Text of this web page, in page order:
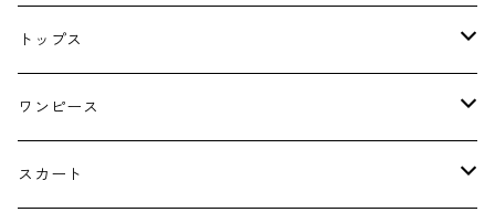
コート
ジャケット
トップス
ブラウス・シャツ
Tシャツ・スウェット・パーカー
ワンピース
キャミソールワンピース
スカート